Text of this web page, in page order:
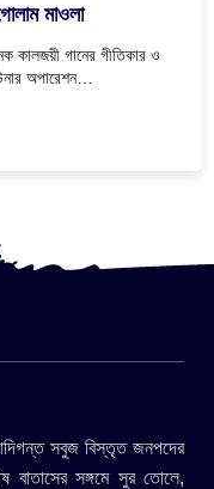
মাওলা
কালজয়ী গানের গীতিকার ও
অপারেশন…
সবুজ বিস্তৃত জনপদের
বাতাসের সঙ্গমে সুর তোলে,